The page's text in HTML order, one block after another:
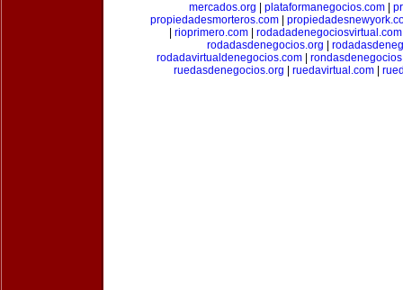
mercados.org
plataformanegocios.com
propiedadesmorteros.com
rioprimero.com| rodadadenegociosvirtual.com
rodadasdenegocios.org
rodadavirtualdenegocios.com|
ruedasdenegocios.org
ruedavirtual.com|